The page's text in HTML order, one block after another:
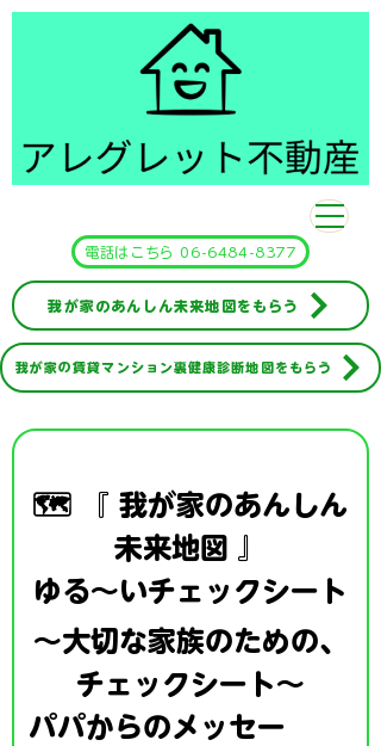
電話はこちら 06-6484-8377
我が家のあんしん未来地図をもらう
我が家の賃貸マンション裏健康診断地図をもらう
🗺️ 『 我が家のあんしん
未来地図 』
ゆる～いチェックシート
〜大切な家族のための、
チェックシート〜
パパからのメッセー